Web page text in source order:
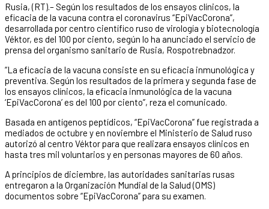
Rusia, (RT).– Según los resultados de los ensayos clínicos, la
eficacia de la vacuna contra el coronavirus “EpiVacCorona”,
desarrollada por centro científico ruso de virología y biotecnología
Véktor, es del 100 por ciento, según lo ha anunciado el servicio de
prensa del organismo sanitario de Rusia, Rospotrebnadzor.
“La eficacia de la vacuna consiste en su eficacia inmunológica y
preventiva. Según los resultados de la primera y segunda fase de
los ensayos clínicos, la eficacia inmunológica de la vacuna
‘EpiVacCorona’ es del 100 por ciento”, reza el comunicado.
Basada en antígenos peptídicos, “EpiVacCorona” fue registrada a
mediados de octubre y en noviembre el Ministerio de Salud ruso
autorizó al centro Véktor para que realizara ensayos clínicos en
hasta tres mil voluntarios y en personas mayores de 60 años.
A principios de diciembre, las autoridades sanitarias rusas
entregaron a la Organización Mundial de la Salud (OMS)
documentos sobre “EpiVacCorona” para su examen.